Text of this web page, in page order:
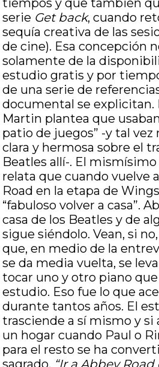
tiempos y que también
serie Get back, cuando
sequía creativa de las
de cine). Esa concepción
solamente de la
estudio gratis y por
de una serie de
documental se explicitan.
Martin plantea que
patio de juegos” -y tal vez
clara y hermosa sobre el
Beatles allí-. El
relata que cuando vuelve
Road en la etapa de
“fabuloso volver a casa”.
casa de los Beatles y de
sigue siéndolo. Vean, si
que, en medio de la
se da media vuelta, se
tocar uno y otro piano
estudio. Eso fue lo que
durante tantos años. El
trasciende a sí mismo y si
un hogar cuando Paul o
para el resto se ha
sagrado. “Ir a Abbey